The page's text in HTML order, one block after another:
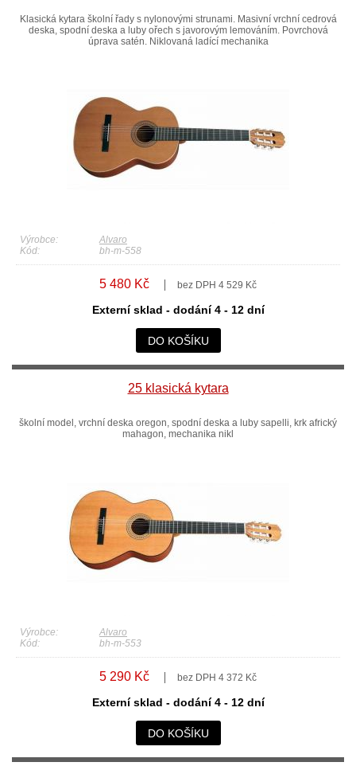
Klasická kytara školní řady s nylonovými strunami. Masivní vrchní cedrová
deska, spodní deska a luby ořech s javorovým lemováním. Povrchová
úprava satén. Niklovaná ladící mechanika
Výrobce:
Alvaro
Kód:
bh-m-558
5 480 Kč bez DPH 4 529 Kč
Externí sklad - dodání 4 - 12 dní
DO KOŠÍKU
25 klasická kytara
školní model, vrchní deska oregon, spodní deska a luby sapelli, krk africký
mahagon, mechanika nikl
Výrobce:
Alvaro
Kód:
bh-m-553
5 290 Kč bez DPH 4 372 Kč
Externí sklad - dodání 4 - 12 dní
DO KOŠÍKU